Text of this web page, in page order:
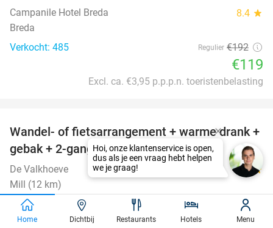
Campanile Hotel Breda 8.4 star
Breda
Verkocht: 485
Regulier €192
€119
Excl. ca. €3,95 p.p.p.n. toeristenbelasting
46%
Wandel- of fietsarrangement + warme drank +
gebak + 2-gangen keuzelunch
De Valkhoeve 9.6star
Mill (12 km)
Verkocht: 501
Regulier ,75
€14,95
Home Dichtbij Restaurants Hotels Menu